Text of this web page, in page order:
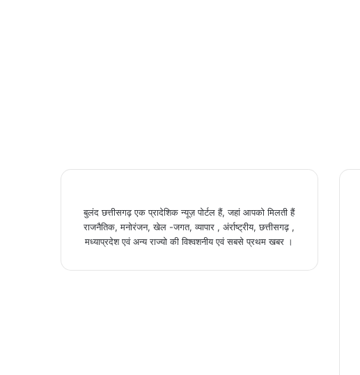
बुलंद छत्तीसगढ़ एक प्रादेशिक न्यूज़ पोर्टल हैं, जहां आपको मिलती हैं
राजनैतिक, मनोरंजन, खेल -जगत, व्यापार , अंर्राष्ट्रीय, छत्तीसगढ़ ,
मध्याप्रदेश एवं अन्य राज्यो की विश्वशनीय एवं सबसे प्रथम खबर ।